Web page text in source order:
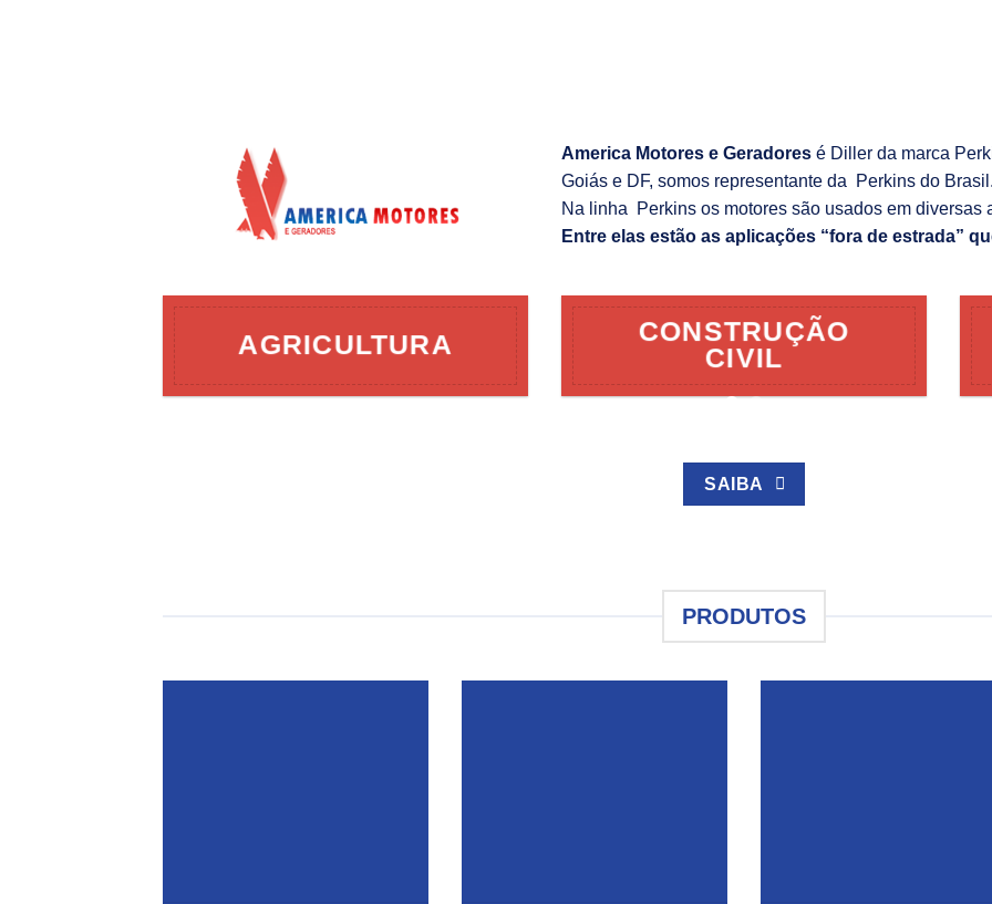
America Motores e Geradores é Diller da marca
Goiás e DF, somos representante da Perkins do Brasil.
Na linha Perkins os motores são usados em diversas
Entre elas estão as aplicações “fora de estrada”
AGRICULTURA
CONSTRUÇÃO
CIVIL
SAIBA
PRODUTOS